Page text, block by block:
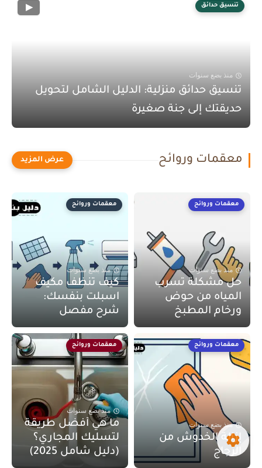
تنسيق حدائق
منذ بضع سنوات
تنسيق حدائق منزلية: الدليل الشامل لتحويل
حديقتك إلى جنة صغيرة
معقمات وروائح
معقمات وروائح
منذ بضع سنوات
حل مشكلة تسرب
المياه من حوض
ورخام المطبخ
معقمات وروائح
منذ بضع سنوات
كيف تنظف مكيف
اسبلت بنفسك:
شرح مفصل
معقمات وروائح
منذ بضع سنوات
إزالة الخدوش من
الزجاج
معقمات وروائح
منذ بضع سنوات
ما هي أفضل طريقة
لتسليك المجاري؟
(دليل شامل 2025)